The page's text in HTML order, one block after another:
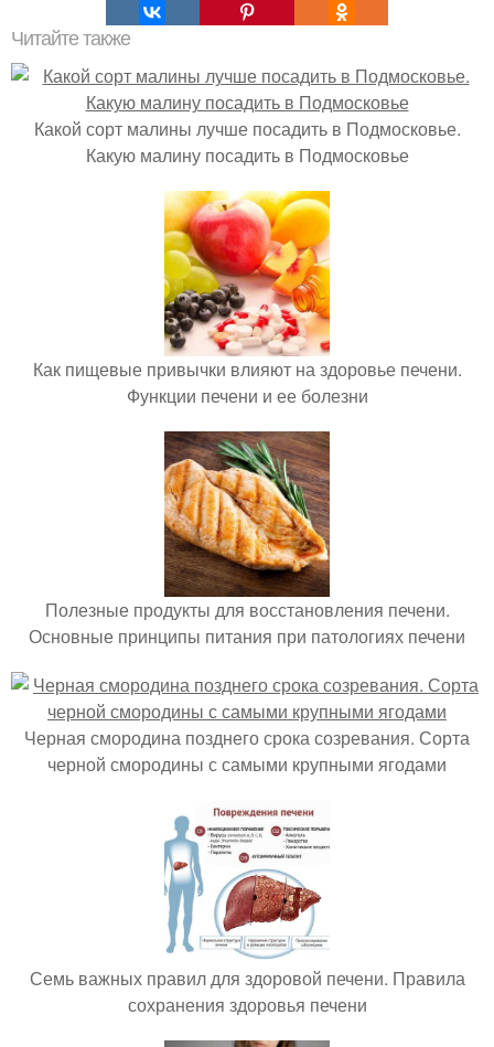
Читайте также
Какой сорт малины лучше посадить в Подмосковье.
Какую малину посадить в Подмосковье
Как пищевые привычки влияют на здоровье печени.
Функции печени и ее болезни
Полезные продукты для восстановления печени.
Основные принципы питания при патологиях печени
Черная смородина позднего срока созревания. Сорта
черной смородины с самыми крупными ягодами
Семь важных правил для здоровой печени. Правила
сохранения здоровья печени